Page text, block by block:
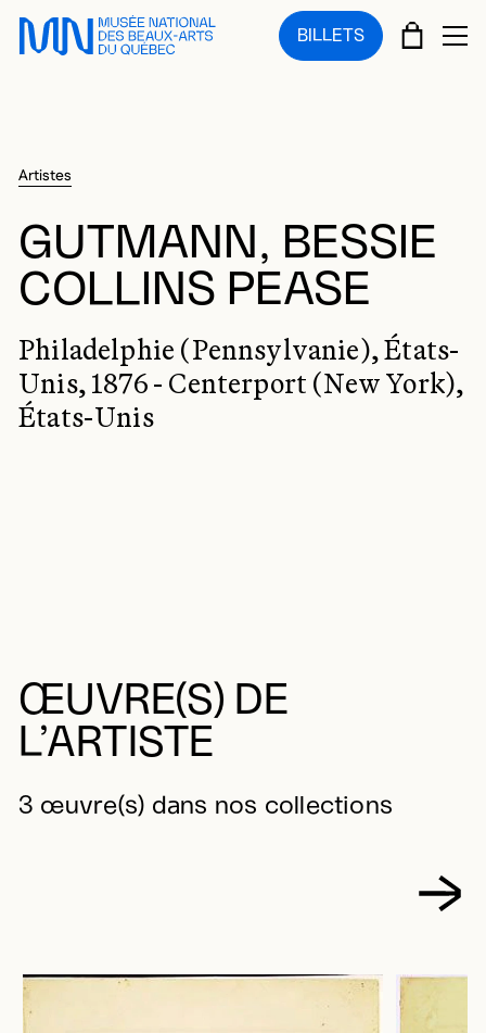
Sauter au menu principal
Sauter au contenu principal
Sauter au pied de page
BILLETS PANIER
Artistes
GUTMANN, BESSIE
COLLINS PEASE
Philadelphie (Pennsylvanie), États-
Unis, 1876 - Centerport (New York),
États-Unis
ŒUVRE(S) DE
L’ARTISTE
3 œuvre(s) dans nos collections